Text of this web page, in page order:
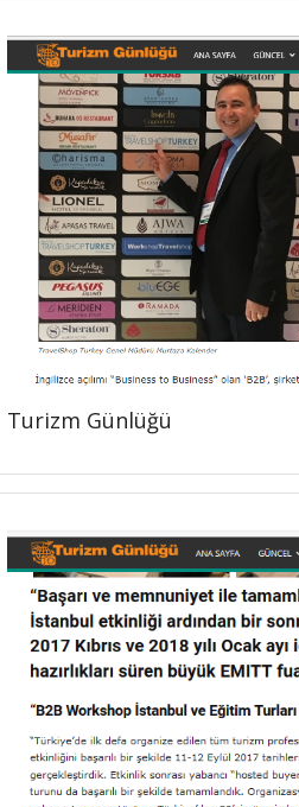
Turizm Günlüğü